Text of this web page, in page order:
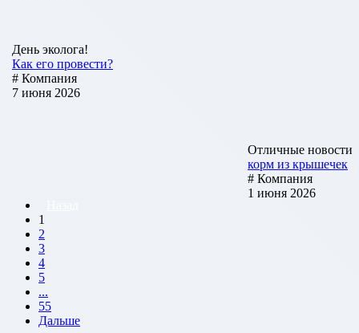
День эколога!
Как его провести?
# Компания
7 июня 2026
Отличные новости
корм из крышечек
# Компания
1 июня 2026
1
2
3
4
5
...
55
Дальше